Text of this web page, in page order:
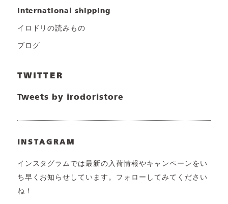
international shipping
イロドリの読みもの
ブログ
TWITTER
Tweets by irodoristore
INSTAGRAM
インスタグラムでは最新の入荷情報やキャンペーンをい
ち早くお知らせしています。フォローしてみてください
ね！